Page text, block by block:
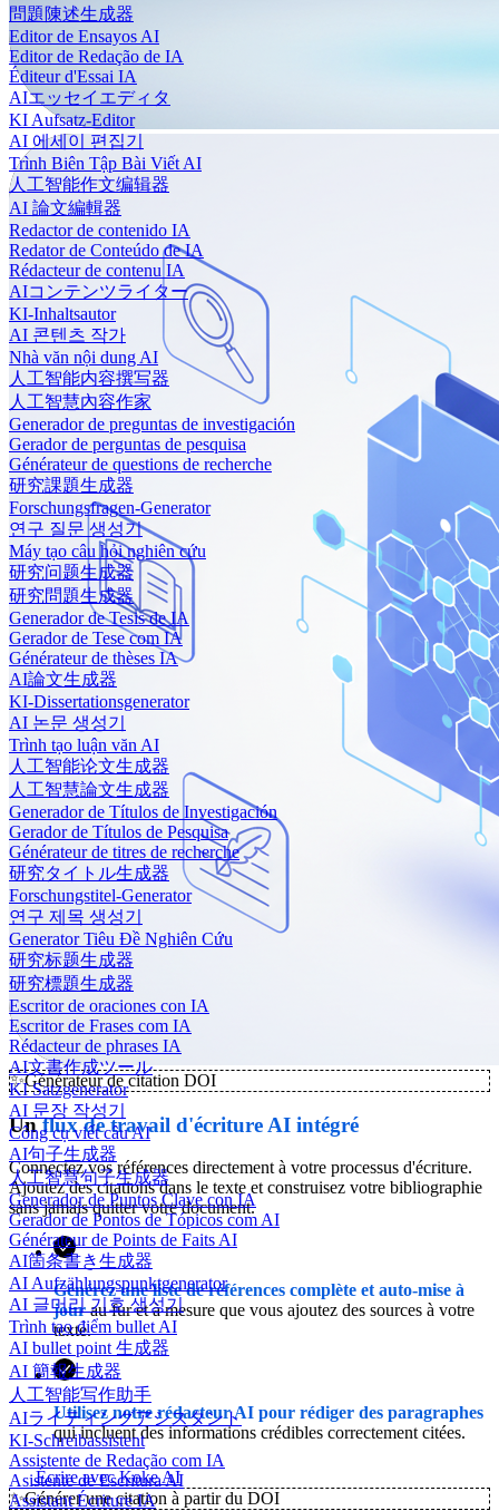
問題陳述生成器
Editor de Ensayos AI
Editor de Redação de IA
Éditeur d'Essai IA
AIエッセイエディタ
KI Aufsatz-Editor
AI 에세이 편집기
Trình Biên Tập Bài Viết AI
人工智能作文编辑器
AI 論文編輯器
Redactor de contenido IA
Redator de Conteúdo de IA
Rédacteur de contenu IA
AIコンテンツライター
KI-Inhaltsautor
AI 콘텐츠 작가
Nhà văn nội dung AI
人工智能内容撰写器
人工智慧內容作家
Generador de preguntas de investigación
Gerador de perguntas de pesquisa
Générateur de questions de recherche
研究課題生成器
Forschungsfragen-Generator
연구 질문 생성기
Máy tạo câu hỏi nghiên cứu
研究问题生成器
研究問題生成器
Generador de Tesis de IA
Gerador de Tese com IA
Générateur de thèses IA
AI論文生成器
KI-Dissertationsgenerator
AI 논문 생성기
Trình tạo luận văn AI
人工智能论文生成器
人工智慧論文生成器
Generador de Títulos de Investigación
Gerador de Títulos de Pesquisa
Générateur de titres de recherche
研究タイトル生成器
Forschungstitel-Generator
연구 제목 생성기
Generator Tiêu Đề Nghiên Cứu
研究标题生成器
研究標題生成器
Escritor de oraciones con IA
Escritor de Frases com IA
Rédacteur de phrases IA
AI文書作成ツール
KI Satzgenerator
AI 문장 작성기
Công cụ viết câu AI
AI句子生成器
人工智慧句子生成器
Generador de Puntos Clave con IA
Gerador de Pontos de Tópicos com AI
Générateur de Points de Faits AI
AI箇条書き生成器
AI Aufzählungspunktgenerator
AI 글머리 기호 생성기
Trình tạo điểm bullet AI
AI bullet point 生成器
AI 簡報生成器
人工智能写作助手
AIライティングアシスタント
KI-Schreibassistent
Assistente de Redação com IA
Asistente de Escritura AI
Assistant Écriture IA
✨Générateur de citation DOI
Unflux de travail d'écriture AI intégré
Connectez vos références directement à votre processus d'écriture.
Ajoutez des citations dans le texte et construisez votre bibliographie
sans jamais quitter votre document.
Générez une liste de références complète et auto-mise à
jourau fur et à mesure que vous ajoutez des sources à votre
texte.
Utilisez notre rédacteur AI pour rédiger des paragraphes
qui incluent des informations crédibles correctement citées.
Écrire avec Koke AI
✨Générer une citation à partir du DOI